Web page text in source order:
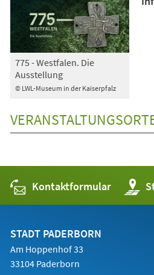
© LWL-Museum in der Kaiserpfalz
775 - Westfalen. Die
Ausstellung
Kontaktformular
in
einem
STADT PADERBORN
Am Hoppenhof 33
33104 Paderborn